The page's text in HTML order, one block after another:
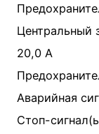
Центральный
20,0 А
Аварийная
Стоп-